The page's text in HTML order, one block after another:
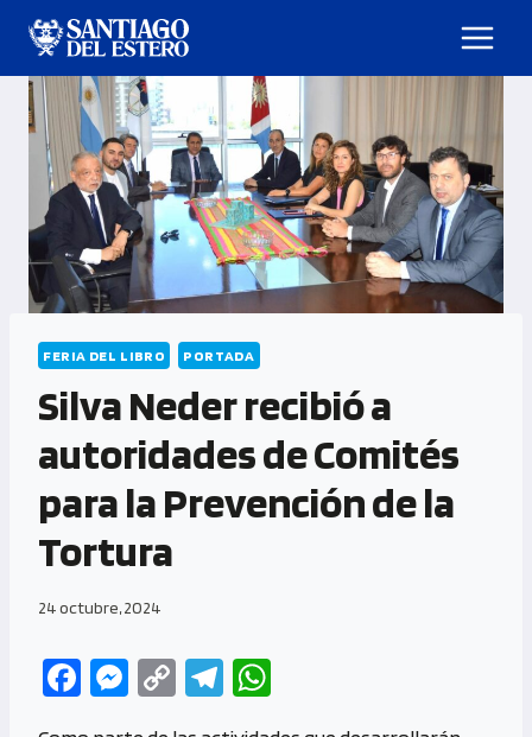
FERIA DEL LIBRO PORTADA
Silva Neder recibió a
autoridades de Comités
para la Prevención de la
Tortura
24 octubre, 2024
Fa M
C
Te